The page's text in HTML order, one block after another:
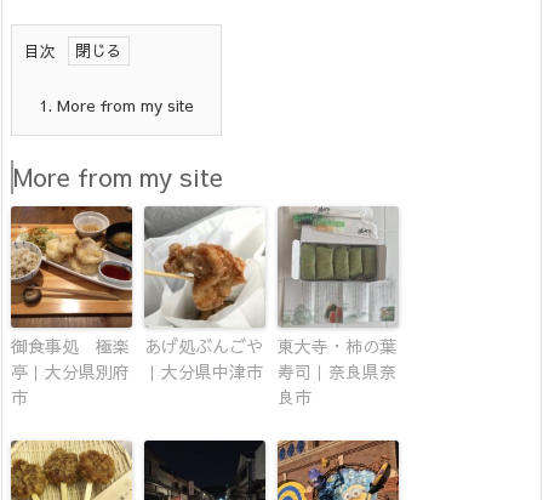
目次
1. More from my site
More from my site
御食事処 極楽
亭｜大分県別府
市
あげ処ぶんごや
｜大分県中津市
東大寺・柿の葉
寿司｜奈良県奈
良市